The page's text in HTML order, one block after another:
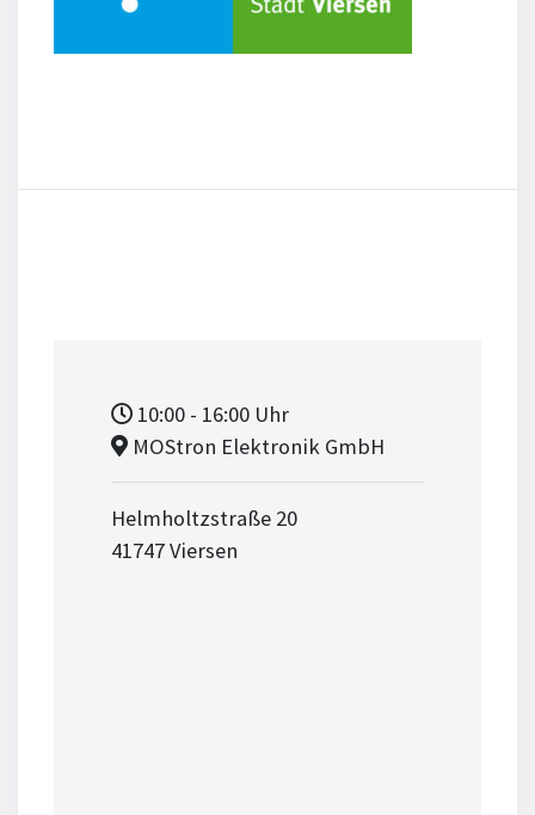
10:00 - 16:00 Uhr
MOStron Elektronik GmbH
Helmholtzstraße 20
41747 Viersen